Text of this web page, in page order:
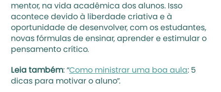
mentor, na vida acadêmica dos alunos. Isso
acontece devido à liberdade criativa e à
oportunidade de desenvolver, com os estudantes,
novas fórmulas de ensinar, aprender e estimular o
pensamento crítico.
Leia também: “Como ministrar uma boa aula: 5
dicas para motivar o aluno”.